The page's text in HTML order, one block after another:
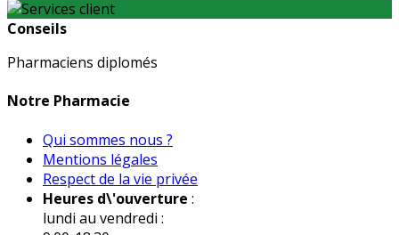
Conseils
Pharmaciens diplomés
Notre Pharmacie
Qui sommes nous ?
Mentions légales
Respect de la vie privée
Heures d\'ouverture :
lundi au vendredi :